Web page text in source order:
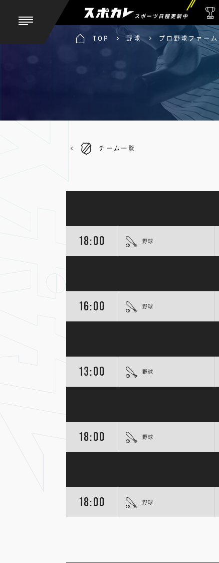
スポーツ日程更新中
TOP 野球 プロ野球ファーム
チーム一覧
18:00 野球
16:00 野球
13:00 野球
18:00 野球
18:00 野球